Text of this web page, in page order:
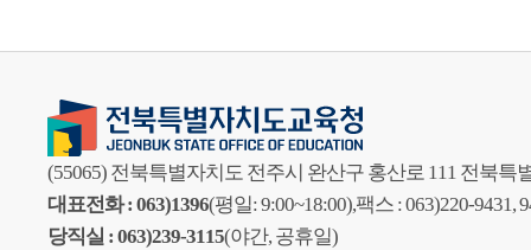
(55065) 전북특별자치도 전주시 완산구 홍산로 111 전북특
대표전화 : 063)1396(평일: 9:00~18:00),팩스 : 063)220-9431,
당직실 : 063)239-3115(야간, 공휴일)